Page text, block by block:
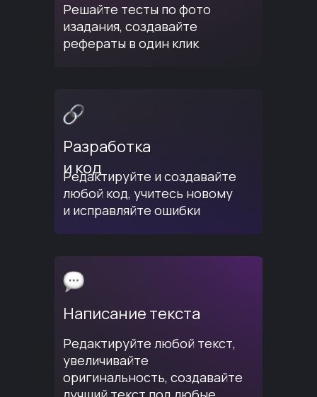
Решайте тесты по фото
изадания, создавайте
рефераты в один клик
Разработка
и код
Редактируйте и создавайте
любой код, учитесь новому
и исправляйте ошибки
Написание текста
Редактируйте любой текст,
увеличивайте
оригинальность, создавайте